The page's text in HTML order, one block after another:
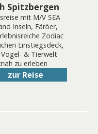
Spitzbergen
mit M/V SEA
Inseln, Färöer,
Zodiac
Einstiegsdeck,
& Tierwelt
zu erleben
zur Reise